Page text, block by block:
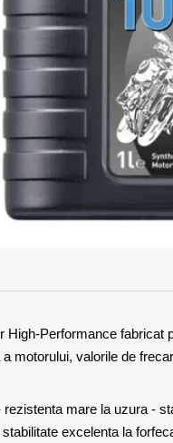
High-Performance fabricat
motorului, valorile de
rezistenta mare la uzura -
excelenta la